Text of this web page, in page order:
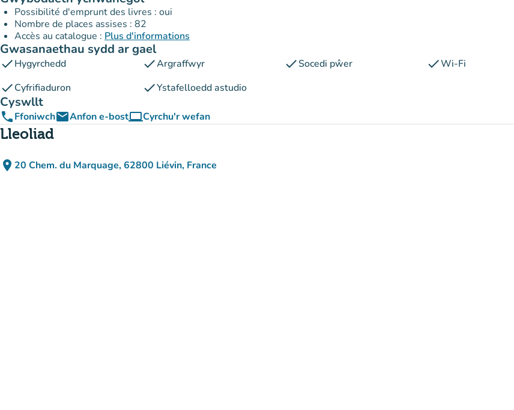
Possibilité d'emprunt des livres : oui
Nombre de places assises : 82
Accès au catalogue : Plus d'informations
Gwasanaethau sydd ar gael
checkHygyrchedd checkArgraffwyr checkSocedi pŵer checkWi-Fi
checkCyfrifiaduron checkYstafelloedd astudio
Cyswllt
phoneFfoniwchemailAnfon e-bostcomputerCyrchu'r wefan
(tab newydd)
Lleoliad
place 20 Chem. du Marquage, 62800 Liévin, France
(agor yn Google Maps)
(tab newydd)